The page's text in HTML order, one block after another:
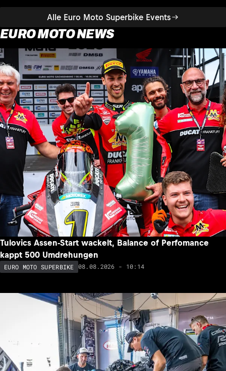
Alle Euro Moto Superbike Events
EURO MOTO NEWS
Tulovics Assen-Start wackelt, Balance of Perfomance
kappt 500 Umdrehungen
EURO MOTO SUPERBIKE 08.08.2026 - 10:14